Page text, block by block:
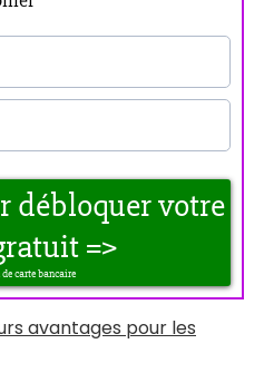
avantages pour les